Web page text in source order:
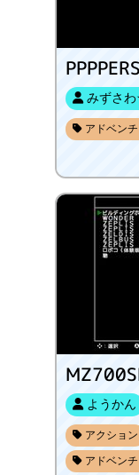
PPPPERS
みずさ
アドベン
ようかん
アクション
アドベン